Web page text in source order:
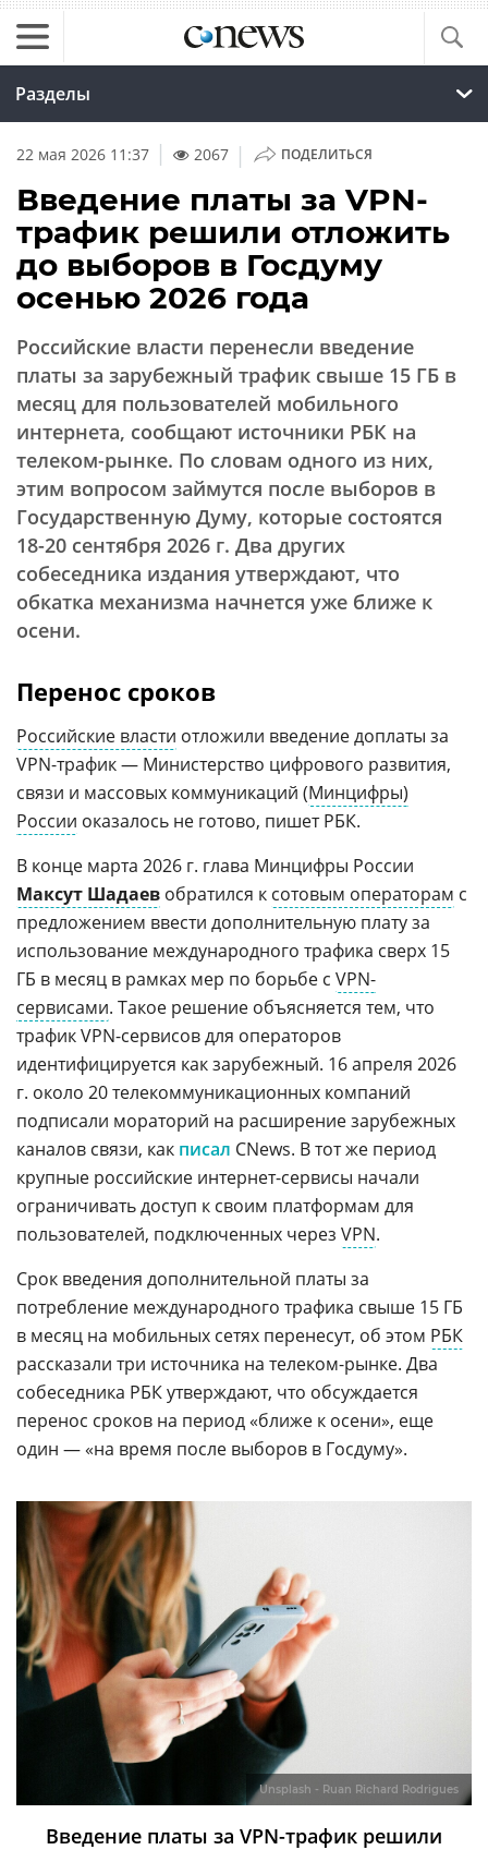
Разделы
22 мая 2026 11:37 2067 | ПОДЕЛИТЬСЯ
Введение платы за VPN-
трафик решили отложить
до выборов в Госдуму
осенью 2026 года
Российские власти перенесли введение
платы за зарубежный трафик свыше 15 ГБ в
месяц для пользователей мобильного
интернета, сообщают источники РБК на
телеком-рынке. По словам одного из них,
этим вопросом займутся после выборов в
Государственную Думу, которые состоятся
18-20 сентября 2026 г. Два других
собеседника издания утверждают, что
обкатка механизма начнется уже ближе к
осени.
Перенос сроков
Российские власти отложили введение доплаты за
VPN-трафик — Министерство цифрового развития,
связи и массовых коммуникаций (Минцифры)
России оказалось не готово, пишет РБК.
В конце марта 2026 г. глава Минцифры России
Максут Шадаев обратился к сотовым операторам с
предложением ввести дополнительную плату за
использование международного трафика сверх 15
ГБ в месяц в рамках мер по борьбе с VPN-
сервисами. Такое решение объясняется тем, что
трафик VPN-сервисов для операторов
идентифицируется как зарубежный. 16 апреля 2026
г. около 20 телекоммуникационных компаний
подписали мораторий на расширение зарубежных
каналов связи, как писал CNews. В тот же период
крупные российские интернет-сервисы начали
ограничивать доступ к своим платформам для
пользователей, подключенных через VPN.
Срок введения дополнительной платы за
потребление международного трафика свыше 15 ГБ
в месяц на мобильных сетях перенесут, об этом РБК
рассказали три источника на телеком-рынке. Два
собеседника РБК утверждают, что обсуждается
перенос сроков на период «ближе к осени», еще
один — «на время после выборов в Госдуму».
Unsplash - Ruan Richard Rodrigues
Введение платы за VPN-трафик решили